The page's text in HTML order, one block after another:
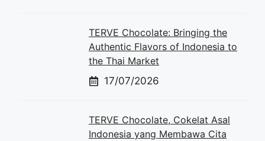
TERVE Chocolate: Bringing the
Authentic Flavors of Indonesia to
the Thai Market
17/07/2026
TERVE Chocolate, Cokelat Asal
Indonesia yang Membawa Cita